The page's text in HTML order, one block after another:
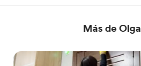
Más de Olga